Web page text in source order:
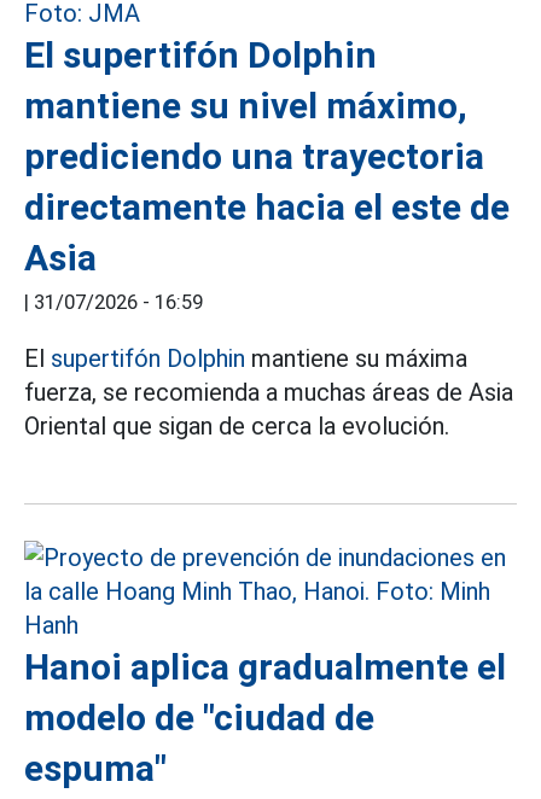
El supertifón Dolphin
mantiene su nivel máximo,
prediciendo una trayectoria
directamente hacia el este de
Asia
| 31/07/2026 - 16:59
El supertifón Dolphin mantiene su máxima
fuerza, se recomienda a muchas áreas de Asia
Oriental que sigan de cerca la evolución.
Hanoi aplica gradualmente el
modelo de "ciudad de
espuma"